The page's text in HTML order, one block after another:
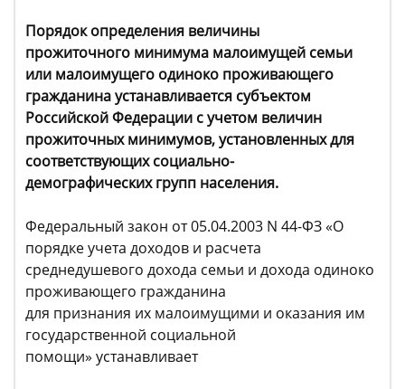
Порядок определения величины
прожиточного минимума малоимущей семьи
или малоимущего одиноко проживающего
гражданина устанавливается субъектом
Российской Федерации с учетом величин
прожиточных минимумов, установленных для
соответствующих социально-
демографических групп населения.
Федеральный закон от 05.04.2003 N 44-ФЗ «О
порядке учета доходов и расчета
среднедушевого дохода семьи и дохода одиноко
проживающего гражданина
для признания их малоимущими и оказания им
государственной социальной
помощи» устанавливает